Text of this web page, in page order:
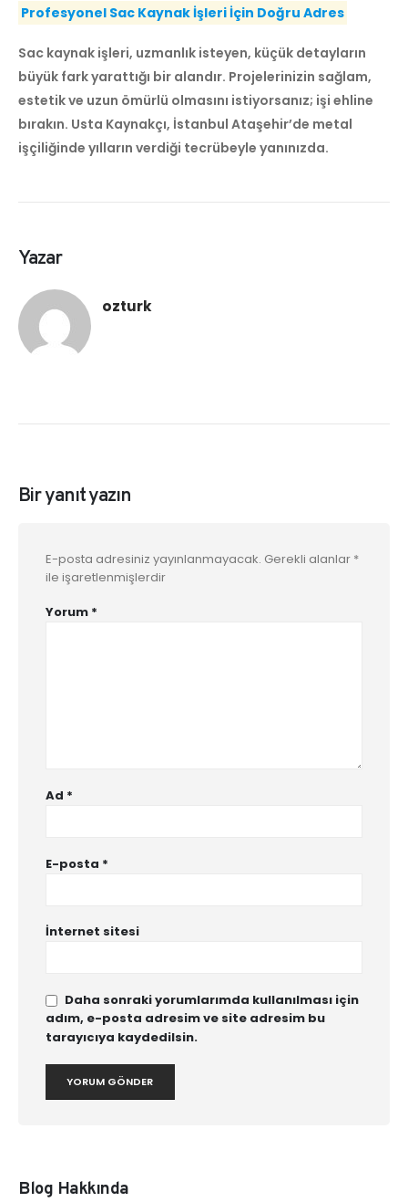
Profesyonel Sac Kaynak İşleri İçin Doğru Adres
Sac kaynak işleri, uzmanlık isteyen, küçük detayların
büyük fark yarattığı bir alandır. Projelerinizin sağlam,
estetik ve uzun ömürlü olmasını istiyorsanız; işi ehline
bırakın. Usta Kaynakçı, İstanbul Ataşehir’de metal
işçiliğinde yılların verdiği tecrübeyle yanınızda.
Yazar
ozturk
Bir yanıt yazın
E-posta adresiniz yayınlanmayacak. Gerekli alanlar *
ile işaretlenmişlerdir
Yorum *
Ad *
E-posta *
İnternet sitesi
Daha sonraki yorumlarımda kullanılması için
adım, e-posta adresim ve site adresim bu
tarayıcıya kaydedilsin.
Blog Hakkında